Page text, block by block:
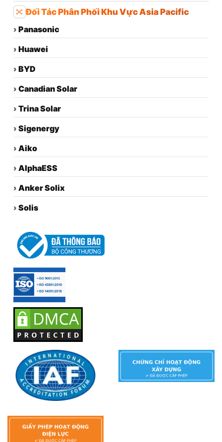
Đối Tác Phân Phối Khu Vực Asia Pacific
› Panasonic
› Huawei
› BYD
› Canadian Solar
› Trina Solar
› Sigenergy
› Aiko
› AlphaESS
› Anker Solix
› Solis